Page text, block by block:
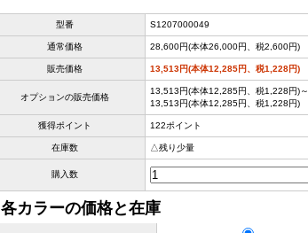
型番 S1207000049
通常価格 28,600円(本体26,000円、税2,600円)
販売価格 13,513円(本体12,285円、税1,228円)
オプションの販売価格
13,513円(本体12,285円、税1,228円)～
13,513円(本体12,285円、税1,228円)
獲得ポイント 122ポイント
在庫数 △残り少量
購入数
各カラーの価格と在庫